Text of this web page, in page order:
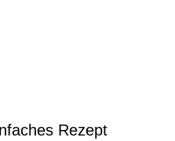
Rezept